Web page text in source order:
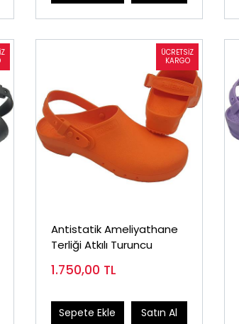
Antistatik Ameliyathane
Terliği Atkılı Turuncu
1.750,00 TL
Sepete Ekle Satın Al